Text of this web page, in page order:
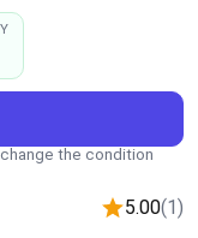
change the condition
5.00(1)